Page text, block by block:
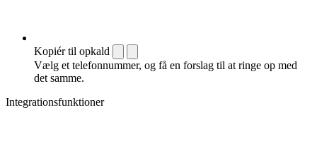
Kopiér til opkald
Vælg et telefonnummer, og få en forslag til at ringe op med
det samme.
Integrationsfunktioner